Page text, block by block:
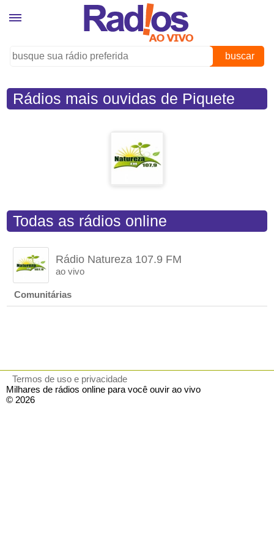
buscar
Rádios mais ouvidas de Piquete
Todas as rádios online
Rádio Natureza 107.9 FM
ao vivo
Comunitárias
Termos de uso e privacidade
Milhares de rádios online para você ouvir ao vivo
© 2026